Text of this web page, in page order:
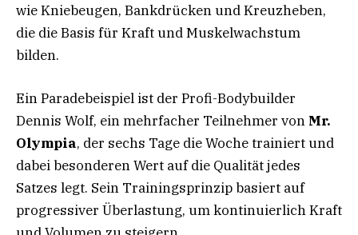
wie Kniebeugen, Bankdrücken und Kreuzheben,
die die Basis für Kraft und Muskelwachstum
bilden.
Ein Paradebeispiel ist der Profi-Bodybuilder
Dennis Wolf, ein mehrfacher Teilnehmer von Mr.
Olympia, der sechs Tage die Woche trainiert und
dabei besonderen Wert auf die Qualität jedes
Satzes legt. Sein Trainingsprinzip basiert auf
progressiver Überlastung, um kontinuierlich Kraft